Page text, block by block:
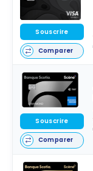
Souscrire
Comparer
Souscrire
Comparer